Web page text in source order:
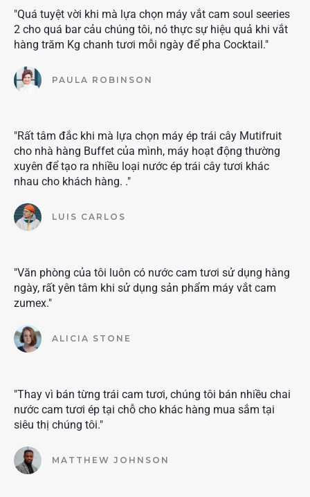
"Quá tuyệt vời khi mà lựa chọn máy vắt cam soul seeries
2 cho quá bar cảu chúng tôi, nó thực sự hiệu quả khi vắt
hàng trăm Kg chanh tươi mỗi ngày để pha Cocktail."
PAULA ROBINSON
"Rất tâm đắc khi mà lựa chọn máy ép trái cây Mutifruit
cho nhà hàng Buffet của mình, máy hoạt động thường
xuyên để tạo ra nhiều loại nước ép trái cây tươi khác
nhau cho khách hàng. ."
LUIS CARLOS
"Văn phòng của tôi luôn có nước cam tươi sử dụng hàng
ngày, rất yên tâm khi sử dụng sản phẩm máy vắt cam
zumex."
ALICIA STONE
"Thay vì bán từng trái cam tươi, chúng tôi bán nhiều chai
nước cam tươi ép tại chỗ cho khác hàng mua sắm tại
siêu thị chúng tôi."
MATTHEW JOHNSON